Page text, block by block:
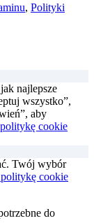
, Polityki
najlepsze
wszystko”,
aby
cookie
Twój wybór
cookie
do